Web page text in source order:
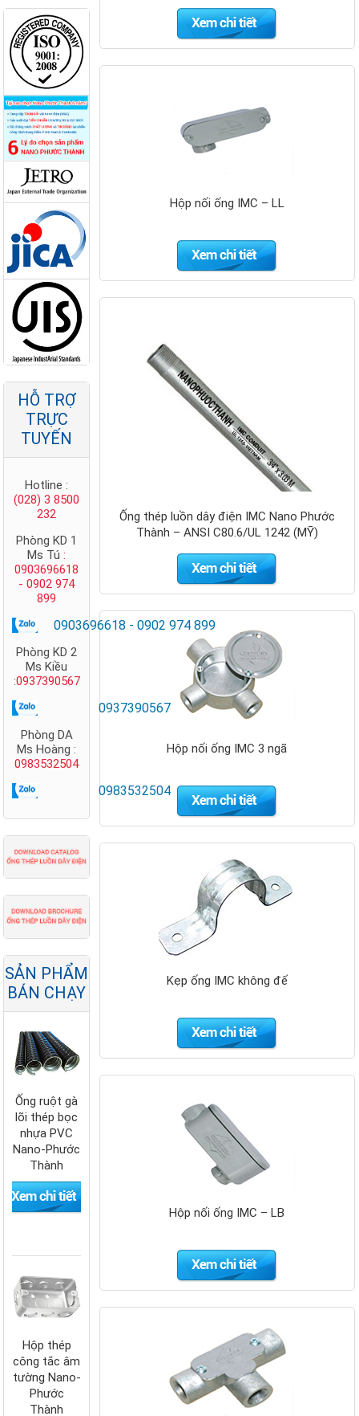
Hộp nối ống IMC – LL
Ống thép luồn dây điện IMC Nano Phước
Thành – ANSI C80.6/UL 1242 (MỸ)
Hộp nối ống IMC 3 ngã
Kẹp ống IMC không đế
Hộp nối ống IMC – LB
HỖ TRỢ
TRỰC
TUYẾN
Hotline :
(028) 3 8500
232
Phòng KD 1
Ms Tú:
0903696618
- 0902 974
899
0903696618 - 0902 974 899
Phòng KD 2
Ms Kiều
:0937390567
0937390567
Phòng DA
Ms Hoàng :
0983532504
0983532504
SẢN PHẨM
BÁN CHẠY
Kim thu sét
cổ điển
Nano Phước
Thành
Cọc tiếp địa
mạ đồng
Nano Phước
Thành
kẽm Nano-
Phước
Thành - Ty
ren mạ kẽm
Thang cáp
Ống ruột gà
lõi thép bọc
nhựa PVC
Nano-Phước
Thành
Hộp thép
công tắc âm
tường Nano-
Phước
Thành